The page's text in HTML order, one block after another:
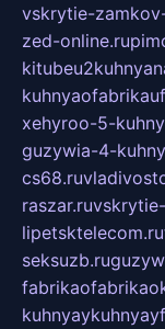
vskrytie-
zed-online.ru
xehyroo-5-
guzywia-4-
cs68.ru
raszar.ru
lipetsktelecom.ru
seksuzb.ru